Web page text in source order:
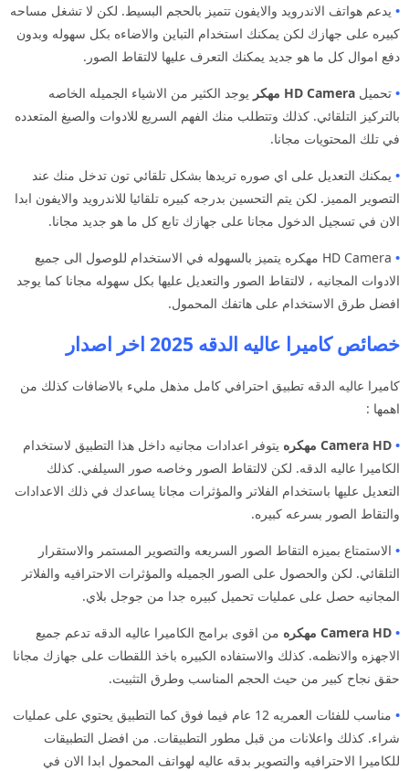
• يدعم هواتف الاندرويد والايفون تتميز بالحجم البسيط. لكن لا تشغل مساحه
كبيره على جهازك لكن يمكنك استخدام التباين والاضاءه بكل سهوله وبدون
دفع اموال كل ما هو جديد يمكنك التعرف عليها لالتقاط الصور.
• تحميل HD Camera مهكر
يوجد الكثير من الاشياء الجميله الخاصه
بالتركيز التلقائي. كذلك وتتطلب منك الفهم السريع للادوات والصيغ المتعدده
في تلك المحتويات مجانا.
• يمكنك التعديل على اي صوره تريدها بشكل تلقائي تون تدخل منك عند
التصوير المميز. لكن يتم التحسين بدرجه كبيره تلقائيا للاندرويد والايفون ابدا
الان في تسجيل الدخول مجانا على جهازك تابع كل ما هو جديد مجانا.
•
HD Camera مهكره يتميز بالسهوله في الاستخدام للوصول الى جميع
الادوات المجانيه ، لالتقاط الصور والتعديل عليها بكل سهوله مجانا كما يوجد
افضل طرق الاستخدام على هاتفك المحمول.
خصائص كاميرا عاليه الدقه 2025 اخر اصدار
كاميرا عاليه الدقه تطبيق احترافي كامل مذهل مليء بالاضافات كذلك من
اهمها :
• Camera HD مهكره
يتوفر اعدادات مجانيه داخل هذا التطبيق لاستخدام
الكاميرا عاليه الدقه. لكن لالتقاط الصور وخاصه صور السيلفي. كذلك
التعديل عليها باستخدام الفلاتر والمؤثرات مجانا يساعدك في ذلك الاعدادات
والتقاط الصور بسرعه كبيره.
• الاستمتاع بميزه التقاط الصور السريعه والتصوير المستمر والاستقرار
التلقائي. لكن والحصول على الصور الجميله والمؤثرات الاحترافيه والفلاتر
المجانيه حصل على عمليات تحميل كبيره جدا من جوجل بلاي.
• Camera HD مهكره
من اقوى برامج الكاميرا عاليه الدقه تدعم جميع
الاجهزه والانظمه. كذلك والاستفاده الكبيره باخذ اللقطات على جهازك مجانا
حقق نجاح كبير من حيث الحجم المناسب وطرق التثبيت.
•
مناسب للفئات العمريه 12 عام فيما فوق كما التطبيق يحتوي على عمليات
شراء. كذلك واعلانات من قبل مطور التطبيقات. من افضل التطبيقات
للكاميرا الاحترافيه والتصوير بدقه عاليه لهواتف المحمول ابدا الان في